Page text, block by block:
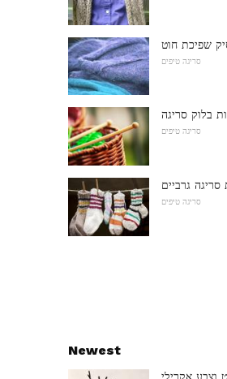
סריגה טיפים
בלוק סריגה
סריגה טיפים
גרביים
סריגה טיפים
Newest